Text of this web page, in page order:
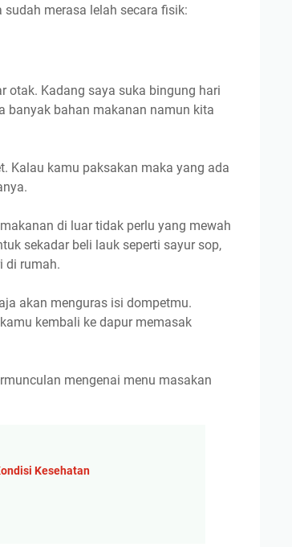
merasa lelah secara fisik:
otak. Kadang saya suka bingung hari
banyak bahan makanan namun kita
Kalau kamu paksakan maka yang ada
di luar tidak perlu yang mewah
sekadar beli lauk seperti sayur sop,
di rumah.
akan menguras isi dompetmu.
kembali ke dapur memasak
mengenai menu masakan
Kesehatan